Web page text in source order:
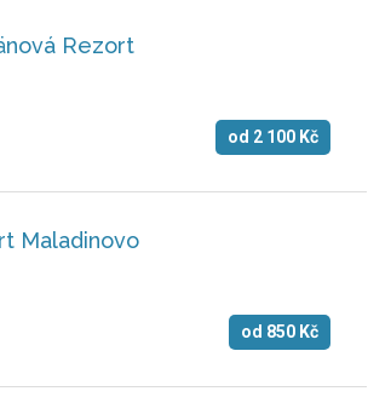
Rezort
od 2 100 Kč
Maladinovo
od 850 Kč